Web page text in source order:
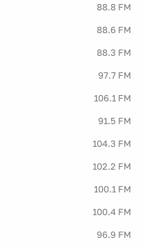
88.8 FM
88.6 FM
88.3 FM
97.7 FM
106.1 FM
91.5 FM
104.3 FM
102.2 FM
100.1 FM
100.4 FM
96.9 FM